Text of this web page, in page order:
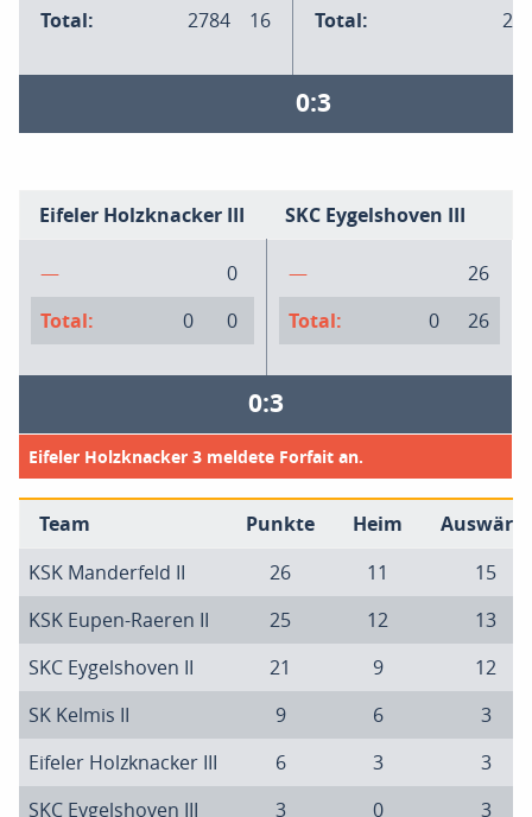
Total:
2784 16
Total:
0:3
Eifeler Holzknacker III SKC Eygelshoven III
—
0
Total:
0 0
—
26
Total:
0 26
0:3
Eifeler Holzknacker 3 meldete Forfait an.
Team Punkte Heim
Auswärts
KSK Manderfeld II
26 11
15
KSK Eupen-Raeren II
25 12
13
SKC Eygelshoven II
21 9
12
SK Kelmis II
9 6
3
Eifeler Holzknacker III
6 3
3
SKC Eygelshoven III
3 0 3